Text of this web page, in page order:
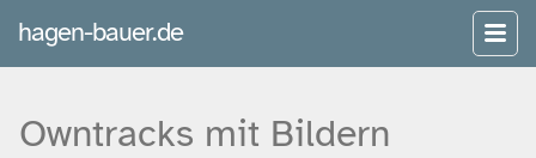
hagen-bauer.de
Owntracks mit Bildern